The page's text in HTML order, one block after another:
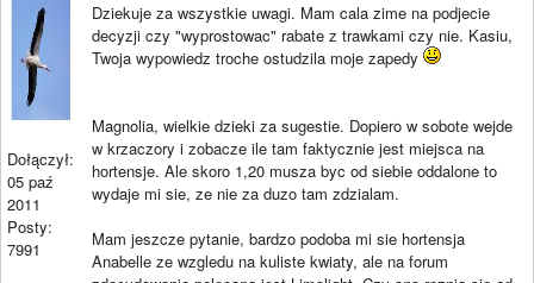
Dołączył:
05 paź
2011
Posty:
7991
Dziekuje za wszystkie uwagi. Mam cala zime na podjecie
decyzji czy "wyprostowac" rabate z trawkami czy nie. Kasiu,
Twoja wypowiedz troche ostudzila moje zapedy
Magnolia, wielkie dzieki za sugestie. Dopiero w sobote wejde
w krzaczory i zobacze ile tam faktycznie jest miejsca na
hortensje. Ale skoro 1,20 musza byc od siebie oddalone to
wydaje mi sie, ze nie za duzo tam zdzialam.
Mam jeszcze pytanie, bardzo podoba mi sie hortensja
Anabelle ze wzgledu na kuliste kwiaty, ale na forum